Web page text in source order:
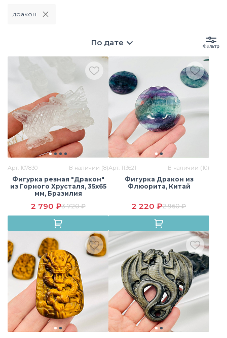
Азурит
Аммонит Бычий глаз
Говлит Горный хрусталь Йооперлит
Кальцит
Лабрадор Лава Лазурит
Лепидолит Лунный камень Малахит
дракон
По дате
Арт. 107830 В наличии (8)
Фигурка резная "Дракон"
из Горного Хрусталя, 35х65
мм, Бразилия
2 790 ₽3 720 ₽
Арт. 113621 В наличии (10)
Фигурка Дракон из
Флюорита, Китай
2 220 ₽2 960 ₽